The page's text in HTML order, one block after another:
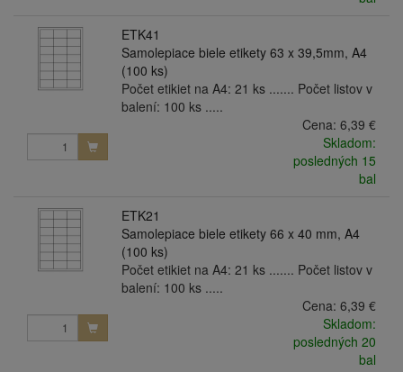
ETK41
Samolepiace biele etikety 63 x 39,5mm, A4
(100 ks)
Počet etikiet na A4: 21 ks ....... Počet listov v
balení: 100 ks .....
Cena: 6,39 €
Skladom:
posledných 15
bal
ETK21
Samolepiace biele etikety 66 x 40 mm, A4
(100 ks)
Počet etikiet na A4: 21 ks ....... Počet listov v
balení: 100 ks .....
Cena: 6,39 €
Skladom:
posledných 20
bal